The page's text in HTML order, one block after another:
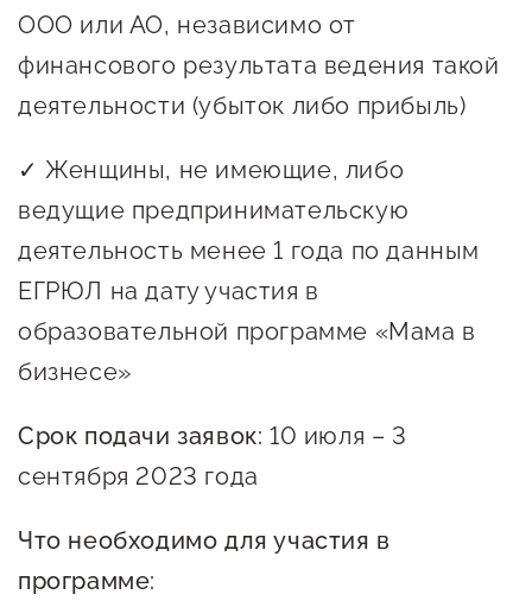
Истории успеха
О центре
Календарь
мероприятий для
Проекты
Поддержка центра
Истории успеха
социальной сферы
Поддержка центра
Календарь
мероприятий для
предпринимателей
Истории успеха
социальной сфере
поддержки
О центре
Проекты
Поддержка центра
Центр инновационно-
технологического и
креативного
Обучающие
мероприятия
Поддержка центра
Онлайн-витрина
Центр поддержки экспорта
предпринимателя
ООО или АО, независимо от
финансового результата ведения такой
деятельности (убыток либо прибыль)
✓ Женщины, не имеющие, либо
ведущие предпринимательскую
деятельность менее 1 года по данным
ЕГРЮЛ на дату участия в
образовательной программе «Мама в
бизнесе»
Срок подачи заявок: 10 июля – 3
сентября 2023 года
Что необходимо для участия в
программе: